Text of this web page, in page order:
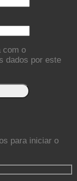
com o
dados por este
para iniciar o